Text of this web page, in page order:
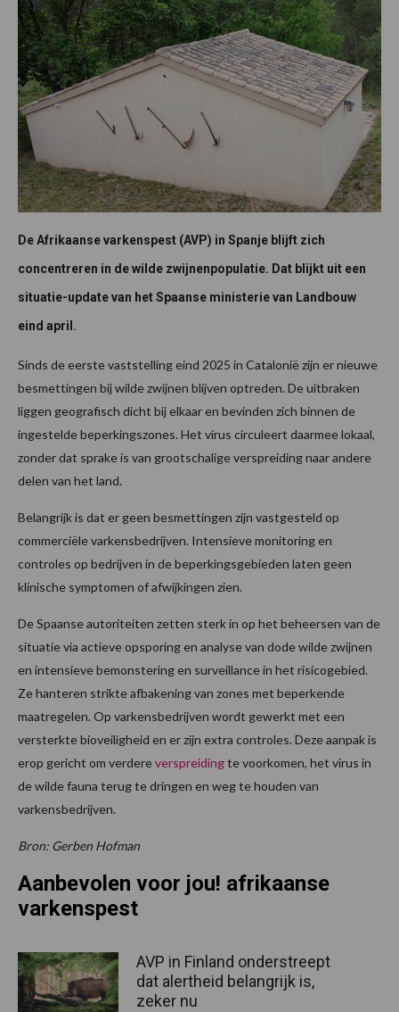
De Afrikaanse varkenspest (AVP) in Spanje blijft zich
concentreren in de wilde zwijnenpopulatie. Dat blijkt uit een
situatie-update van het Spaanse ministerie van Landbouw
eind april.
Sinds de eerste vaststelling eind 2025 in Catalonië zijn er nieuwe
besmettingen bij wilde zwijnen blijven optreden. De uitbraken
liggen geografisch dicht bij elkaar en bevinden zich binnen de
ingestelde beperkingszones. Het virus circuleert daarmee lokaal,
zonder dat sprake is van grootschalige verspreiding naar andere
delen van het land.
Belangrijk is dat er geen besmettingen zijn vastgesteld op
commerciële varkensbedrijven. Intensieve monitoring en
controles op bedrijven in de beperkingsgebieden laten geen
klinische symptomen of afwijkingen zien.
De Spaanse autoriteiten zetten sterk in op het beheersen van de
situatie via actieve opsporing en analyse van dode wilde zwijnen
en intensieve bemonstering en surveillance in het risicogebied.
Ze hanteren strikte afbakening van zones met beperkende
maatregelen. Op varkensbedrijven wordt gewerkt met een
versterkte bioveiligheid en er zijn extra controles. Deze aanpak is
erop gericht om verdereverspreidingte voorkomen, het virus in
de wilde fauna terug te dringen en weg te houden van
varkensbedrijven.
Bron: Gerben Hofman
Aanbevolen voor jou! afrikaanse
varkenspest
AVP in Finland onderstreept
dat alertheid belangrijk is,
zeker nu